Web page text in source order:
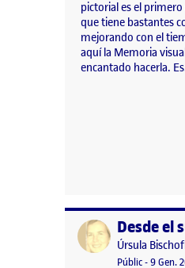
pictorial es el
que tiene bastantes
mejorando con el
aquí la Memoria
encantado hacerla.
Publicat per
Publicat per
Úrsula
Visibilitat:
Públic-Data
9 Gen.